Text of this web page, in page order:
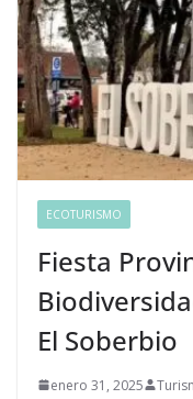
ECOTURISMO
Fiesta
El Soberbio
enero 31, 2025